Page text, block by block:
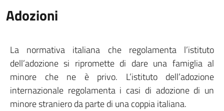
Adozioni
La normativa italiana che regolamenta l’istituto
dell’adozione si ripromette di dare una famiglia al
minore che ne è privo. L’istituto dell’adozione
internazionale regolamenta i casi di adozione di un
minore straniero da parte di una coppia italiana.